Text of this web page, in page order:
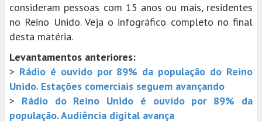
consideram pessoas com 15 anos ou mais, residentes
no Reino Unido. Veja o infográfico completo no final
desta matéria.
Levantamentos anteriores:
> Rádio é ouvido por 89% da população do Reino
Unido. Estações comerciais seguem avançando
> Rádio do Reino Unido é ouvido por 89% da
população. Audiência digital avança